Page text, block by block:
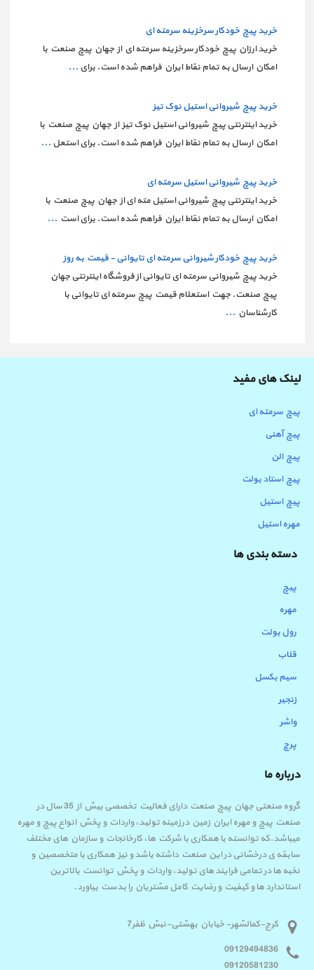
خرید پیچ خودکار سرخزینه سرمته ای
خرید ارزان پیچ خودکار سرخزینه سرمته ای از جهان پیچ صنعت با
امکان ارسال به تمام نقاط ایران فراهم شده است. برای ...
خرید پیچ شیروانی استیل نوک تیز
خرید اینترنتی پیچ شیروانی استیل نوک تیز از جهان پیچ صنعت با
امکان ارسال به تمام نقاط ایران فراهم شده است. برای استعل ...
خرید پیچ شیروانی استیل سرمته ای
خرید اینترنتی پیچ شیروانی استیل مته ای از جهان پیچ صنعت با
امکان ارسال به تمام نقاط ایران فراهم شده است. برای است ...
خرید پیچ خودکار شیروانی سرمته ای تایوانی - قیمت به روز
خرید پیچ شیروانی سرمته ای تایوانی از فروشگاه اینترنتی جهان
پیچ صنعت. جهت استعلام قیمت پیچ سرمته ای تایوانی با
کارشناسان ...
لینک های مفید
پیچ سرمته ای
پیچ آهنی
پیچ الن
پیچ استاد بولت
پیچ استیل
مهره استیل
دسته بندی ها
پیچ
مهره
رول بولت
قلاب
سیم بکسل
زنجیر
واشر
پرچ
درباره ما
گروه صنعتی جهان پیچ صنعت دارای فعالیت تخصصی بیش از 35 سال در
صنعت پیچ و مهره ایران زمین درزمینه تولید، واردات و پخش انواع پیچ و مهره
میباشد.که توانسته با همکاری با شرکت ها، کارخانجات و سازمان های مختلف
سابقه ی درخشانی در این صنعت داشته باشد و نیز همکاری با متخصصین و
نخبه ها در تمامی فرایند های تولید، واردات و پخش توانست بالاترین
استاندارد ها و کیفیت و رضایت کامل مشتریان را بدست بیاورد.
کرج-کمالشهر- خیابان بهشتی-نبش ظفر7
09129494836
09120581230